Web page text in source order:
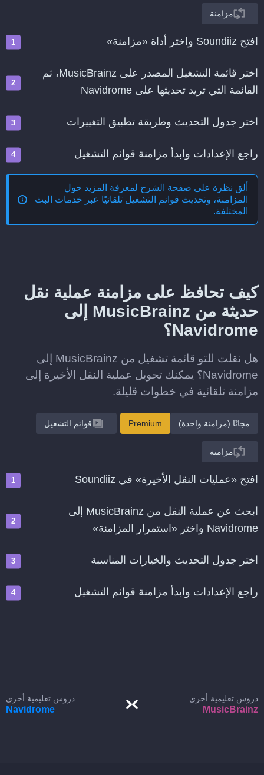
مزامنة
افتح Soundiiz واختر أداة «مزامنة»
اختر قائمة التشغيل المصدر على MusicBrainz، ثم
القائمة التي تريد تحديثها على Navidrome
اختر جدول التحديث وطريقة تطبيق التغييرات
راجع الإعدادات وابدأ مزامنة قوائم التشغيل
ألق نظرة على صفحة الشرح لمعرفة المزيد حول
المزامنة، وتحديث قوائم التشغيل تلقائيًا عبر خدمات البث
المختلفة.
كيف تحافظ على مزامنة عملية نقل
حديثة من MusicBrainz إلى
Navidrome؟
هل نقلت للتو قائمة تشغيل من MusicBrainz إلى
Navidrome؟ يمكنك تحويل عملية النقل الأخيرة إلى
مزامنة تلقائية في خطوات قليلة.
مجانًا (مزامنة واحدة) Premium قوائم التشغيل
مزامنة
افتح «عمليات النقل الأخيرة» في Soundiiz
ابحث عن عملية النقل من MusicBrainz إلى
Navidrome واختر «استمرار المزامنة»
اختر جدول التحديث والخيارات المناسبة
راجع الإعدادات وابدأ مزامنة قوائم التشغيل
دروس تعليمية أخرى
MusicBrainz
دروس تعليمية أخرى
Navidrome